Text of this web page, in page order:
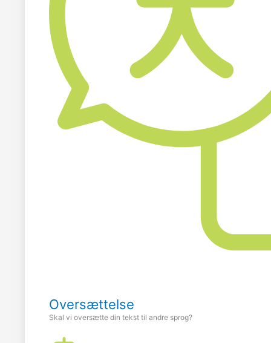
Oversættelse
Skal vi oversætte din tekst til andre sprog?